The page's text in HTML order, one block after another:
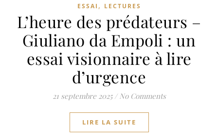
ESSAI , LECTURES
L’heure des prédateurs –
Giuliano da Empoli : un
essai visionnaire à lire
d’urgence
21 septembre 2025 / No Comments
LIRE LA SUITE